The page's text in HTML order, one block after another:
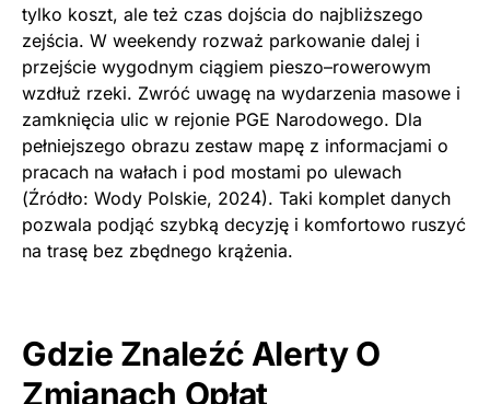
tylko koszt, ale też czas dojścia do najbliższego
zejścia. W weekendy rozważ parkowanie dalej i
przejście wygodnym ciągiem pieszo–rowerowym
wzdłuż rzeki. Zwróć uwagę na wydarzenia masowe i
zamknięcia ulic w rejonie PGE Narodowego. Dla
pełniejszego obrazu zestaw mapę z informacjami o
pracach na wałach i pod mostami po ulewach
(Źródło: Wody Polskie, 2024). Taki komplet danych
pozwala podjąć szybką decyzję i komfortowo ruszyć
na trasę bez zbędnego krążenia.
Gdzie Znaleźć Alerty O
Zmianach Opłat